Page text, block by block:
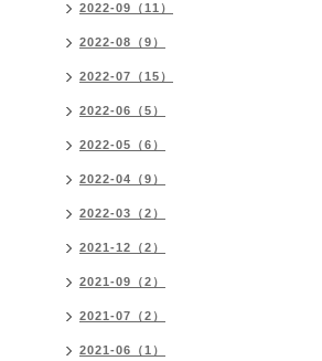
2022-09（11）
2022-08（9）
2022-07（15）
2022-06（5）
2022-05（6）
2022-04（9）
2022-03（2）
2021-12（2）
2021-09（2）
2021-07（2）
2021-06（1）